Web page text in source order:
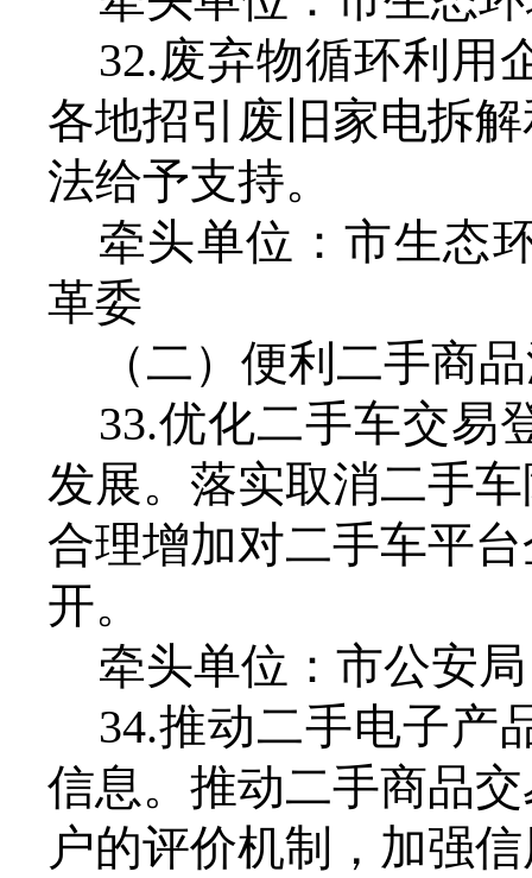
32.废弃物循环利用
各地招引废旧家电拆
法给予支持。
牵头单位：市生态
革委
（二）便利二手商
33.优化二手车交易
发展。落实取消二手
合理增加对二手车平
开。
牵头单位：市公安
34.推动二手电子产
信息。推动二手商品
户的评价机制，加强